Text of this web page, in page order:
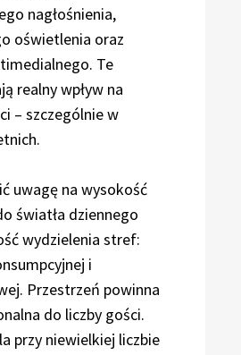
nagłośnienia,
oświetlenia oraz
Te
realny wpływ na
– szczególnie w
uwagę na wysokość
światła dziennego
wydzielenia stref:
i
Przestrzeń powinna
do liczby gości.
przy niewielkiej liczbie